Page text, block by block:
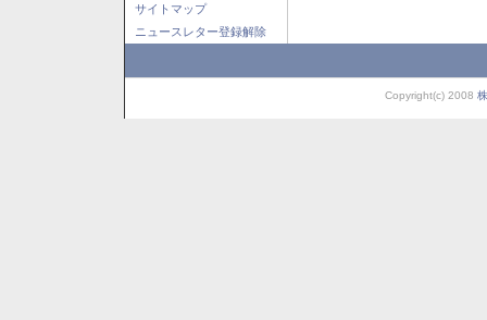
サイトマップ
ニュースレター登録解除
Copyright(c) 2008